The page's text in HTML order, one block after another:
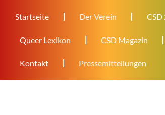
Startseite Der Verein CSD
Queer Lexikon CSD Magazin
Kontakt Pressemitteilungen